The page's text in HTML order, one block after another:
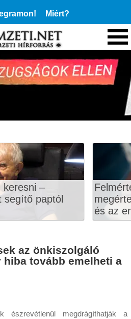
Miért?
keresni –
segítő paptól
és az
az önkiszolgáló
hiba tovább emelheti a
észrevétlenül megdrágíthatják a